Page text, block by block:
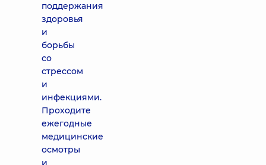
поддержания
здоровья
и
борьбы
со
стрессом
и
инфекциями.
Проходите
ежегодные
медицинские
осмотры
и